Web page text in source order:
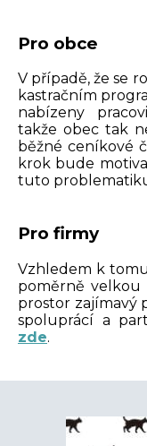
Pro obce
V případě, že se
kastračním
nabízeny
takže obec tak
běžné ceníkové
krok bude
tuto
Pro firmy
Vzhledem k
poměrně
prostor zajímavý
spoluprácí a
zde.